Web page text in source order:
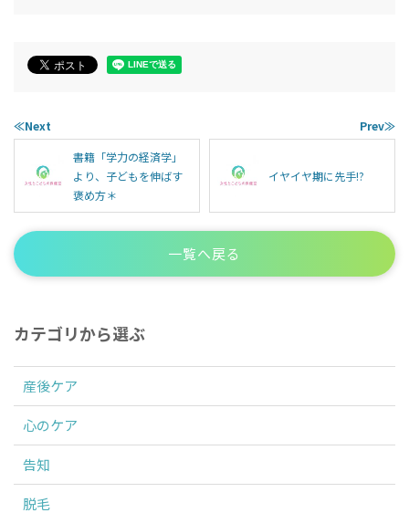
≪Next
書籍「学力の経済学」
より、子どもを伸ばす
褒め方＊
Prev≫
イヤイヤ期に先手!?
一覧へ戻る
カテゴリから選ぶ
産後ケア
心のケア
告知
脱毛